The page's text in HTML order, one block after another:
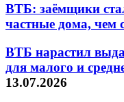
ВТБ: заёмщики
частные дома, чем
ВТБ нарастил
для малого и
13.07.2026